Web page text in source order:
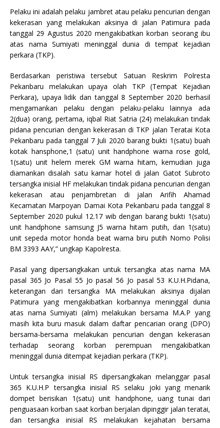
Pelaku ini adalah pelaku jambret atau pelaku pencurian dengan
kekerasan yang melakukan aksinya di jalan Patimura pada
tanggal 29 Agustus 2020 mengakibatkan korban seorang ibu
atas nama Sumiyati meninggal dunia di tempat kejadian
perkara (TKP).
Berdasarkan peristiwa tersebut Satuan Reskrim Polresta
Pekanbaru melakukan upaya olah TKP (Tempat Kejadian
Perkara), upaya lidik dan tanggal 8 September 2020 berhasil
mengamankan pelaku dengan pelaku-pelaku lainnya ada
2(dua) orang, pertama, iqbal Riat Satria (24) melakukan tindak
pidana pencurian dengan kekerasan di TKP jalan Teratai Kota
Pekanbaru pada tanggal 7 Juli 2020 barang bukti 1(satu) buah
kotak hansphone,1 (satu) unit handphone warna rose gold,
1(satu) unit helem merek GM warna hitam, kemudian juga
diamankan disalah satu kamar hotel di jalan Gatot Subroto
tersangka inisial HF melakukan tindak pidana pencurian dengan
kekerasan atau penjambretan di jalan Arifih Ahamad
Kecamatan Marpoyan Damai Kota Pekanbaru pada tanggal 8
September 2020 pukul 12.17 wib dengan barang bukti 1(satu)
unit handphone samsung J5 warna hitam putih, dan 1(satu)
unit sepeda motor honda beat warna biru putih Nomo Polisi
BM 3393 AAY,” ungkap Kapolresta.
Pasal yang dipersangkakan untuk tersangka atas nama MA
pasal 365 Jo Pasal 55 Jo pasal 56 Jo pasal 53 K.U.H.Pidana,
keterangan dari tersangka MA melakukan aksinya dijalan
Patimura yang mengakibatkan korbannya meninggal dunia
atas nama Sumiyati (alm) melakukan bersama M.A.P yang
masih kita buru masuk dalam daftar pencarian orang (DPO)
bersama-bersama melakukan pencurian dengan kekerasan
terhadap seorang korban perempuan mengakibatkan
meninggal dunia ditempat kejadian perkara (TKP).
Untuk tersangka inisial RS dipersangkakan melanggar pasal
365 K.U.H.P tersangka inisial RS selaku joki yang menarik
dompet berisikan 1(satu) unit handphone, uang tunai dari
penguasaan korban saat korban berjalan dipinggir jalan teratai,
dan tersangka inisial RS melakukan kejahatan bersama